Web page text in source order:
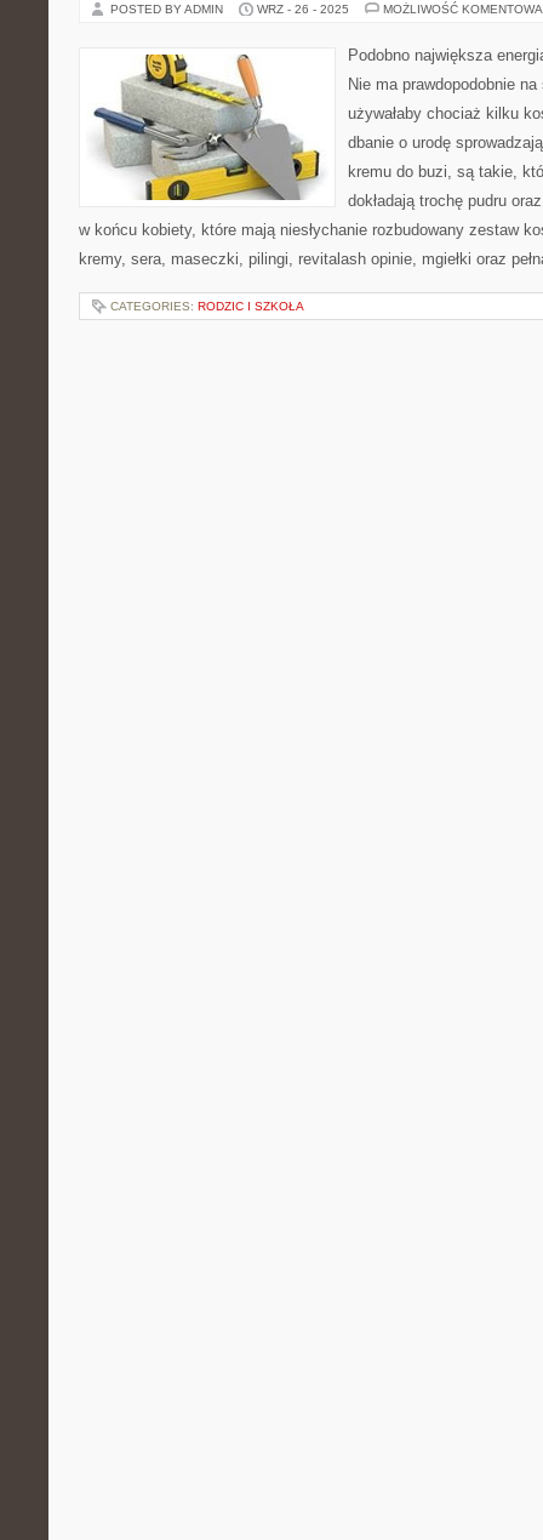
POSTED BY ADMIN WRZ - 26 - 2025 MOŻLIWOŚĆ
Podobno największa
Nie ma prawdopodobnie
używałaby chociaż kilku
dbanie o urodę
kremu do buzi, są takie,
dokładają trochę pudru
w końcu kobiety, które mają niesłychanie rozbudowany zestaw
kremy, sera, maseczki, pilingi, revitalash opinie, mgiełki oraz
CATEGORIES: RODZIC I SZKOŁA